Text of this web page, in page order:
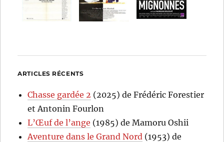
ARTICLES RÉCENTS
Chasse gardée 2 (2025) de Frédéric Forestier
et Antonin Fourlon
L’Œuf de l’ange (1985) de Mamoru Oshii
Aventure dans le Grand Nord (1953) de